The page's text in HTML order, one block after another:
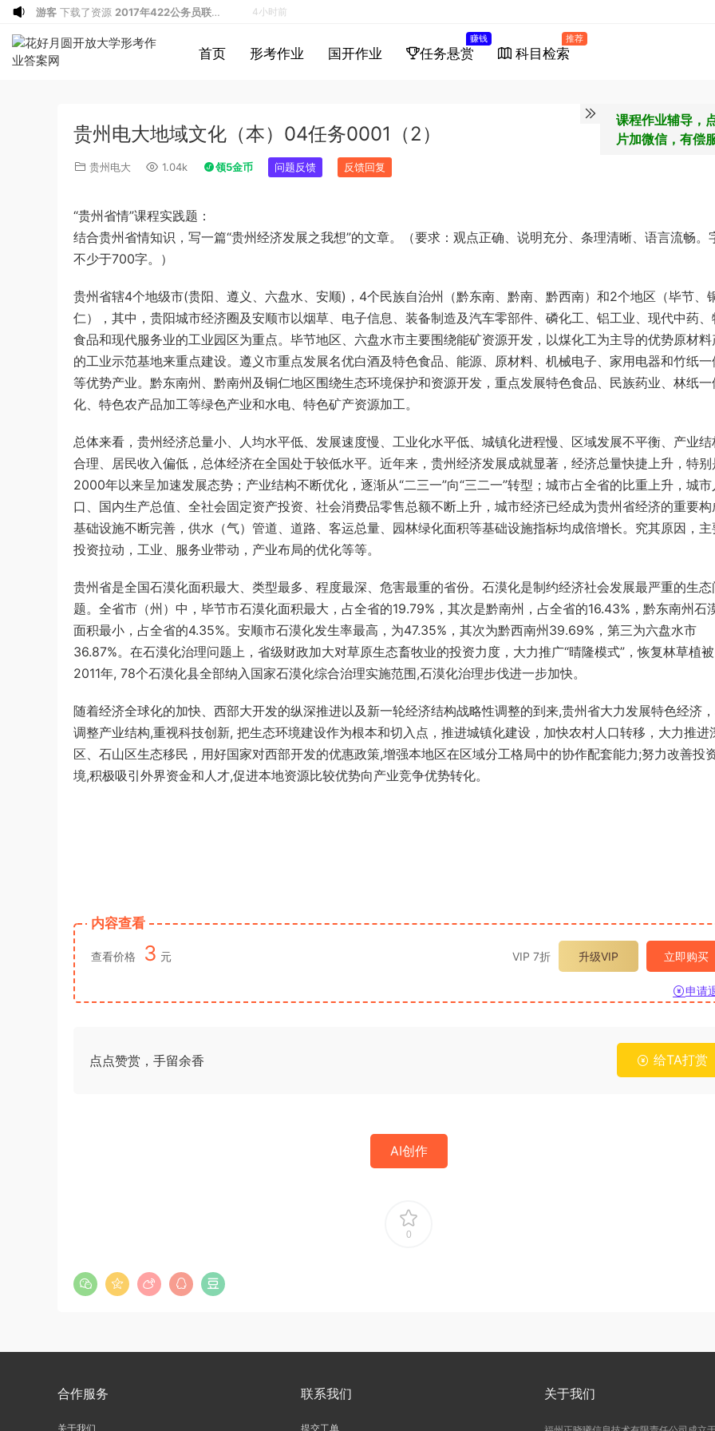
首页 形考作业 国开作业 任务悬赏
赚钱
科目检索
推荐
贵州电大地域文化（本）04任务0001（2）
贵州电大 1.04k 领5金币 问题反馈 反馈回复
“贵州省情”课程实践题：
结合贵州省情知识，写一篇“贵州经济发展之我想”的文章。（要求：观点正确、说明充分、条理清晰、语言流畅。
不少于700字。）
贵州省辖4个地级市(贵阳、遵义、六盘水、安顺) ， 4个民族自治州（黔东南、黔南、黔西南）和2个地区（毕节、
仁），其中，贵阳城市经济圈及安顺市以烟草、电子信息、装备制造及汽车零部件、磷化工、铝工业、现代中药、
食品和现代服务业的工业园区为重点。毕节地区、六盘水市主要围绕能矿资源开发，以煤化工为主导的优势原材料
的工业示范基地来重点建设。遵义市重点发展名优白酒及特色食品、能源、原材料、机械电子、家用电器和竹纸一
等优势产业。黔东南州、黔南州及铜仁地区围绕生态环境保护和资源开发，重点发展特色食品、民族药业、林纸一
化、特色农产品加工等绿色产业和水电、特色矿产资源加工。
总体来看，贵州经济总量小、人均水平低、发展速度慢、工业化水平低、城镇化进程慢、区域发展不平衡、产业结
合理、居民收入偏低，总体经济在全国处于较低水平。近年来，贵州经济发展成就显著，经济总量快捷上升，特别
2000年以来呈加速发展态势；产业结构不断优化，逐渐从“二三一”向“三二一”转型；城市占全省的比重上升，城市
口、国内生产总值、全社会固定资产投资、社会消费品零售总额不断上升，城市经济已经成为贵州省经济的重要构
基础设施不断完善，供水（气）管道、道路、客运总量、园林绿化面积等基础设施指标均成倍增长。究其原因，主
投资拉动，工业、服务业带动，产业布局的优化等等。
贵州省是全国石漠化面积最大、类型最多、程度最深、危害最重的省份。石漠化是制约经济社会发展最严重的生态
题。全省市（州）中，毕节市石漠化面积最大，占全省的19.79% ，其次是黔南州，占全省的16.43% ，黔东南州石
面积最小，占全省的4.35%。安顺市石漠化发生率最高，为47.35% ，其次为黔西南州 39.69% ，第三为六盘水市
36.87%。在石漠化治理问题上，省级财政加大对草原生态畜牧业的投资力度，大力推广“晴隆模式”，恢复林草植被
2011年, 78个石漠化县全部纳入国家石漠化综合治理实施范围,石漠化治理步伐进一步加快。
随着经济全球化的加快、西部大开发的纵深推进以及新一轮经济结构战略性调整的到来,贵州省大力发展特色经济
调整产业结构,重视科技创新, 把生态环境建设作为根本和切入点，推进城镇化建设，加快农村人口转移，大力推进
区、石山区生态移民，用好国家对西部开发的优惠政策,增强本地区在区域分工格局中的协作配套能力;努力改善投
境,积极吸引外界资金和人才,促进本地资源比较优势向产业竞争优势转化。
内容查看
查看价格 3 元 VIP 7折 升级VIP 立即购买
申请
点点赞赏，手留余香 给TA打赏
AI创作
0
课程作业辅导，
片加微信，有偿
合作服务
关于我们
联系我们
提交工单
关于我们
游客 下载了资源 2020年1011新疆公务员
考试《申论》真题及参考答案
4小时前
游客下载了资源2015年北京公务员考试
《行测》卷参考答案及解析
u******* 5小时前
案及解析
测》真题（河北卷）答案及解析
下载了资源2021年公务员多省联考
8小时前
11小时前
12小时前
员考试《行测》真题答案及解析
u*******签到打卡，获得1元奖励
《行测》真题（区级及以上）参考答案及
下载了资源2017年422公务员联考
《申论》真题及参考答案（黑龙江省市
3小时前
u*******登录了本站 4小时前
u*******签到打卡，获得1元奖励 4小时前
下载了资源
2017年422公务员联考
《行测》真题（福建卷）答案及解析 (1)
4小时前